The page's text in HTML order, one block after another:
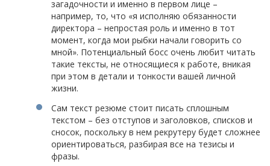
загадочности и именно в первом лице –
например, то, что «я исполняю обязанности
директора – непростая роль и именно в тот
момент, когда мои рыбки начали говорить со
мной». Потенциальный босс очень любит читать
такие тексты, не относящиеся к работе, вникая
при этом в детали и тонкости вашей личной
жизни.
Сам текст резюме стоит писать сплошным
текстом – без отступов и заголовков, списков и
сносок, поскольку в нем рекрутеру будет сложнее
ориентироваться, разбирая все на тезисы и
фразы.